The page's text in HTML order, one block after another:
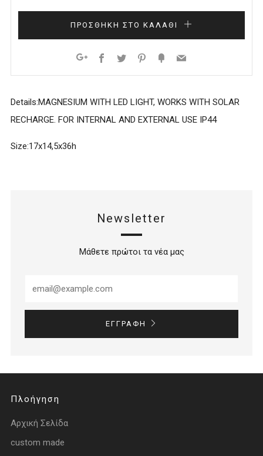
ΠΡΟΣΘΉΚΗ ΣΤΟ ΚΑΛΆΘΙ
Facebook
Twitter Pinterest
FancyEmail
Details:MAGNESIUM WITH LED LIGHT, WORKS WITH SOLAR
RECHARGE. FOR INTERNAL AND EXTERNAL USE IP44
Size:17x14,5x36h
Newsletter
Μάθετε πρώτοι τα νέα μας
ΕΓΓΡΑΦΉ
Πλοήγηση
Αρχική Σελίδα
custom made